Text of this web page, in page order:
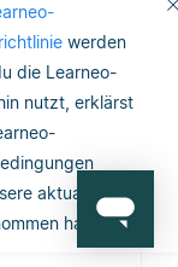
werden
die Learneo-
nutzt, erklärst
aktualisierte
hast.